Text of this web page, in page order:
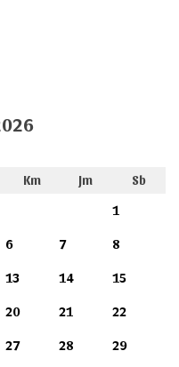
Km Jm
Sb
1
6 7 8
13 14 15
20 21 22
27 28 29